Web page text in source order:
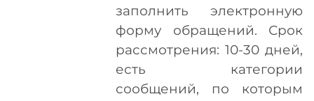
заполнить электронную
форму обращений. Срок
рассмотрения: 10-30 дней,
есть категории
сообщений, по которым